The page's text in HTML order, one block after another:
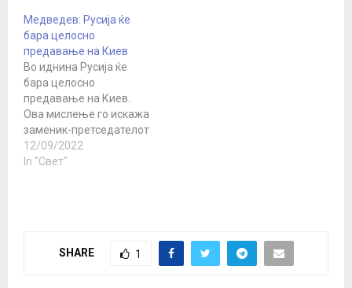
Медведев: Русија ќе
бара целосно
предавање на Киев
Во иднина Русија ќе
бара целосно
предавање на Киев.
Ова мислење го искажа
заменик-претседателот
на Советот за
безбедност на Руската
Зеленски за
12/09/2022
In "Свет"
SHARE 1